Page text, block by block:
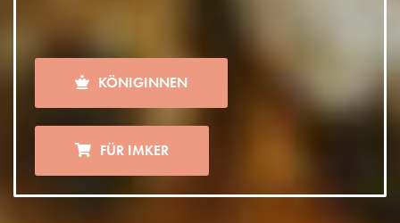
KÖNIGINNEN
FÜR IMKER